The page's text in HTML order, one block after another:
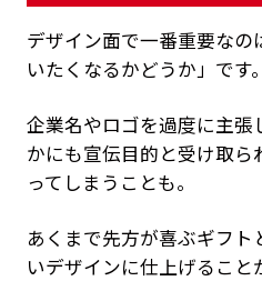
デザイン面で一番重要な
いたくなるかどうか」です。
企業名やロゴを過度に主張
かにも宣伝目的と受け取ら
ってしまうことも。
あくまで先方が喜ぶギフト
いデザインに仕上げること